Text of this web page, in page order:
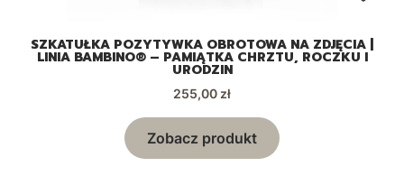
SZKATUŁKA POZYTYWKA OBROTOWA NA ZDJĘCIA |
LINIA BAMBINO® – PAMIĄTKA CHRZTU, ROCZKU I
URODZIN
Cena
255,00 zł
Zobacz produkt